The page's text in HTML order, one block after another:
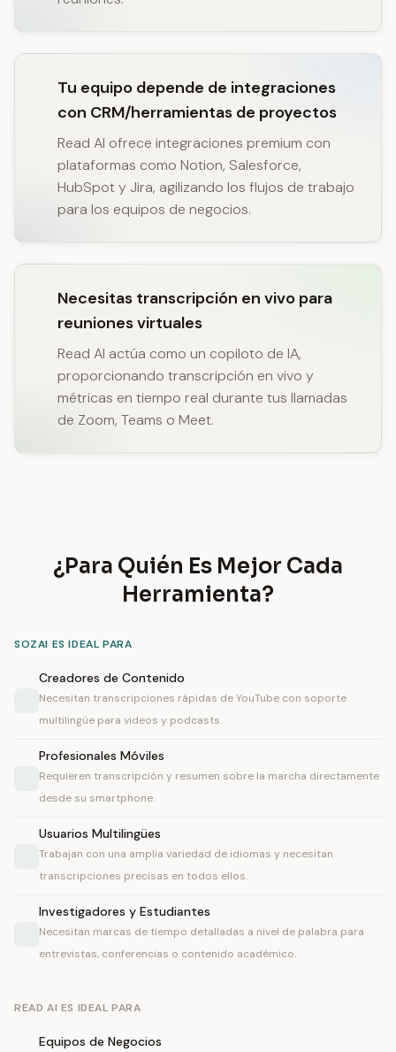
Tu equipo depende de integraciones
con CRM/herramientas de proyectos
Read AI ofrece integraciones premium con
plataformas como Notion, Salesforce,
HubSpot y Jira, agilizando los flujos de trabajo
para los equipos de negocios.
Necesitas transcripción en vivo para
reuniones virtuales
Read AI actúa como un copiloto de IA,
proporcionando transcripción en vivo y
métricas en tiempo real durante tus llamadas
de Zoom, Teams o Meet.
¿Para Quién Es Mejor Cada
Herramienta?
SOZAI ES IDEAL PARA
Creadores de Contenido
Necesitan transcripciones rápidas de YouTube con soporte
multilingüe para videos y podcasts.
Profesionales Móviles
Requieren transcripción y resumen sobre la marcha directamente
desde su smartphone.
Usuarios Multilingües
Trabajan con una amplia variedad de idiomas y necesitan
transcripciones precisas en todos ellos.
Investigadores y Estudiantes
Necesitan marcas de tiempo detalladas a nivel de palabra para
entrevistas, conferencias o contenido académico.
READ AI ES IDEAL PARA
Equipos de Negocios